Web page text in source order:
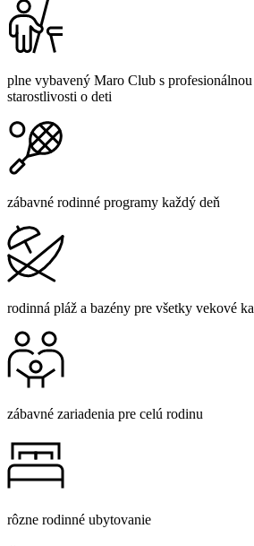
plne vybavený Maro Club s
starostlivosti o deti
zábavné rodinné programy každý deň
rodinná pláž a bazény pre všetky vekové
zábavné zariadenia pre celú rodinu
rôzne rodinné ubytovanie